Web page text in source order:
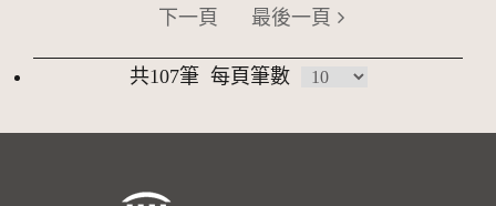
下一頁 最後一頁
共107筆 每頁筆數